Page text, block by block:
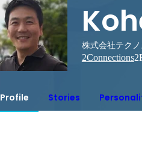
株式会社テク
2Connections2
Profile Stories